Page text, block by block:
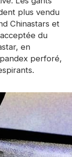
plus vendu
Chinastars et
du
en
perforé,